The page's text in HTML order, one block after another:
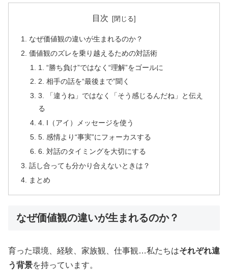
目次
なぜ価値観の違いが生まれるのか？
価値観のズレを乗り越えるための対話術
1. “勝ち負け”ではなく“理解”をゴールに
2. 相手の話を“最後まで”聞く
3. 「違うね」ではなく「そう感じるんだね」と伝え
る
4. I（アイ）メッセージを使う
5. 感情より“事実”にフォーカスする
6. 対話のタイミングを大切にする
話し合っても分かり合えないときは？
まとめ
なぜ価値観の違いが生まれるのか？
育った環境、経験、家族観、仕事観…私たちはそれぞれ違
う背景を持っています。